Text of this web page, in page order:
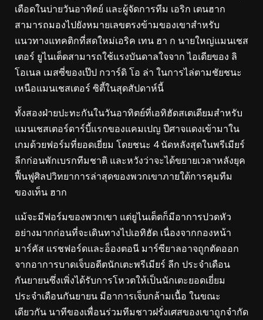
เดือดในบ่ายวันอาทิตย์ และผู้จัดการทีม เอริก เตนฮาก
สามารถมองไปยังหมายเลขตรงข้ามของเขาสำหรับ
แนวทางแทคติกที่สดใหม่เอริค เทน ฮา ก นายใหญ่แมนเชส
เตอร์ ยูไนเต็ดสามารถใช้แรงบันดาลใจจาก ไอเดียของ ลิ
โอเนล เมสซี่ของเป๊ป กวาร์ดิ โอ ล่า ในการไล่ตามชัยชนะ
เหนือแมนเชสเตอร์ ซิตี้ในสุดสัปดาห์นี้
ทั้งสองฝ่ายปะทะกันในวันอาทิตย์ที่เอทิฮัดสเตเดียมสำหรับ
แมนเชสเตอร์ดาร์บี้แรกของแคมเปญ ปีศาจแดงเข้ามาใน
เกมด้วยฟอร์มที่ยอดเยี่ยม โดยชนะ 4 นัดหลังสุดในพรีเมียร์
ลีกก่อนพักเบรกทีมชาติ และหวังว่าจะได้ขยายเวลาหลังยุค
ฟื้นฟูศิลปวิทยาการล่าสุดของพวกเขาภายใต้การคุมทีม
ของเท็น ฮาก
แม้จะมีฟอร์มของพวกเขา แต่ยูไนเต็ดก็มีอาการปวดหัว
อย่างมากก่อนที่จะเดินทางไปเอทิฮัด เนื่องจากกองหน้า
มาร์คัส แรชฟอร์ดและอ็องตอนี มาร์ซียาลอาจถูกตัดออก
จากอาการบาดเจ็บอดีตนักเตะพรีเมียร์ ลีก ประจำเดือน
กันยายนซึ่งเพิ่งได้รับการโหวตให้เป็นนักเตะยอดเยี่ยม
ประจำเดือนกันยายน มีอาการเจ็บกล้ามเนื้อ ในขณะ
เดียวกัน นาทีของเพื่อนร่วมทีมชาวฝรั่งเศสของเขาถูกจำกัด